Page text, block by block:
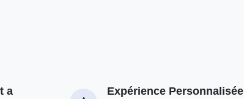
a
Expérience Personnalisée